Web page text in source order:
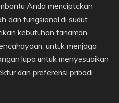
Anda menciptakan
dan fungsional di sudut
kebutuhan tanaman,
untuk menjaga
lupa untuk menyesuaikan
dan preferensi pribadi